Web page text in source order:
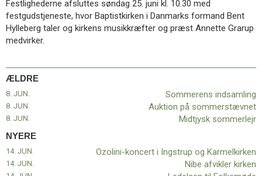
Næste
indlæg:
Ozolini-
Ingstrup
Karmelkirken
indlæg:
Sommerens
indsamling
Festlighederne afsluttes søndag 25. juni kl. 10.30 med
festgudstjeneste, hvor Baptistkirken i Danmarks formand Bent
Hylleberg taler og kirkens musikkræfter og præst Annette Grarup
medvirker.
ÆLDRE
8. JUN. Sommerens indsamling
8. JUN. Auktion på sommerstævnet
8. JUN. Midtjysk sommerlejr
NYERE
Ozolini-koncert i Ingstrup og Karmelkirken
14. JUN.
Nibe afvikler kirken
14. JUN.